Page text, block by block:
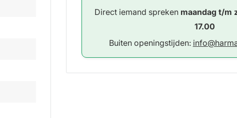
Direct iemand spreken maandag t/m
17.00
Buiten openingstijden: